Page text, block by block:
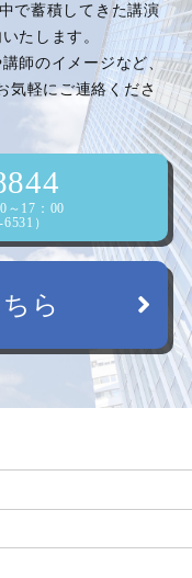
で蓄積してきた講演
たします。
師のイメージなど、
気軽にご連絡くださ
～17：00
）
ら